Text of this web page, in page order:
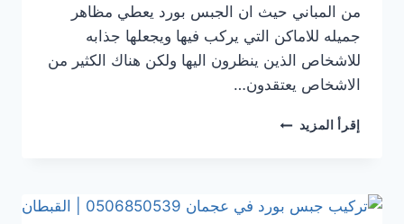
من المباني حيث ان الجبس بورد يعطي مظاهر
جميله للاماكن التي يركب فيها ويجعلها جذابه
للاشخاص الذين ينظرون اليها ولكن هناك الكثير من
الاشخاص يعتقدون…
إقرأ المزيد تركيب
0506850539